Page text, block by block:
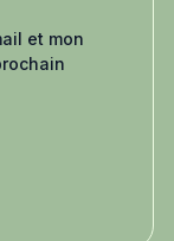
et mon